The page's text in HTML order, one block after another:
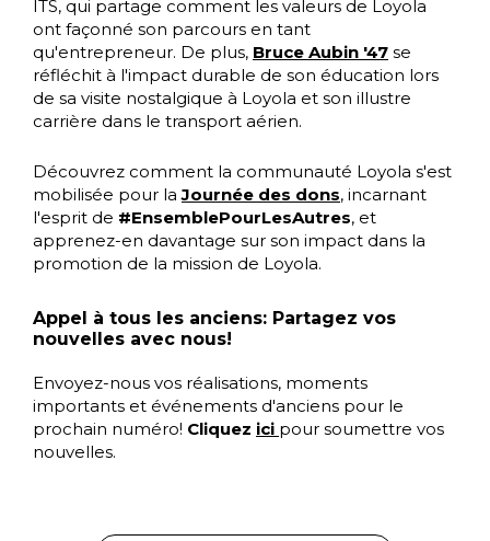
ITS, qui partage comment les valeurs de Loyola
ont façonné son parcours en tant
qu'entrepreneur. De plus, Bruce Aubin '47 se
réfléchit à l'impact durable de son éducation lors
de sa visite nostalgique à Loyola et son illustre
carrière dans le transport aérien.
Découvrez comment la communauté Loyola s'est
mobilisée pour laJournée des dons, incarnant
l'esprit de #EnsemblePourLesAutres, et
apprenez-en davantage sur son impact dans la
promotion de la mission de Loyola.
Appel à tous les anciens: Partagez vos
nouvelles avec nous!
Envoyez-nous vos réalisations, moments
importants et événements d'anciens pour le
prochain numéro! Cliquez ici pour soumettre vos
nouvelles.